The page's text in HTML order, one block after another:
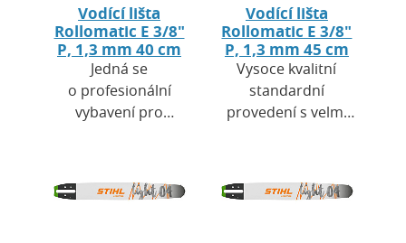
Vodící lišta
Rollomatic E 3/8"
P, 1,3 mm 40 cm
Jedná se
o profesionální
vybavení pro
zahradnictví. Výhodou
Vodící lišta
Rollomatic E 3/8"
P, 1,3 mm 45 cm
Vysoce kvalitní
standardní
provedení s velmi
rázům. Ideální pro